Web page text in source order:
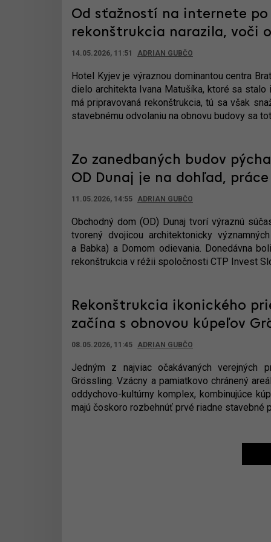
Od sťažností na internete
rekonštrukcia narazila, voči
14.05.2026, 11:51 ADRIAN GUBČO
Hotel Kyjev je výraznou dominantou centra
dielo architekta Ivana Matušíka, ktoré sa
má pripravovaná rekonštrukcia, tú sa však
stavebnému odvolaniu na obnovu budovy sa
Zo zanedbaných budov
OD Dunaj je na dohľad,
11.05.2026, 14:55 ADRIAN GUBČO
Obchodný dom (OD) Dunaj tvorí výraznú
tvorený dvojicou architektonicky
a Babka) a Domom odievania. Donedávna
rekonštrukcia v réžii spoločnosti CTP Invest
Rekonštrukcia ikonického
začína s obnovou kúpeľov
08.05.2026, 11:45 ADRIAN GUBČO
Jedným z najviac očakávaných verejných
Grössling. Vzácny a pamiatkovo chránený
oddychovo-kultúrny komplex, kombinujúce
majú čoskoro rozbehnúť prvé riadne stavebné